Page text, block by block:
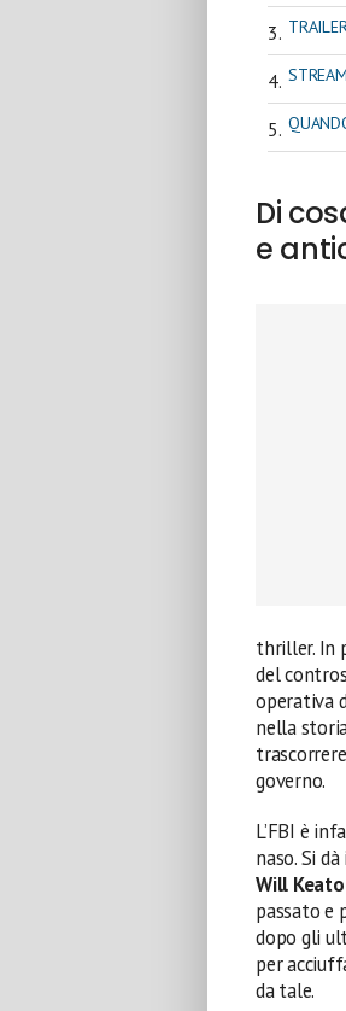
TRAILER
Di
e
thriller. In
del
operativa
nella
governo.
L’FBI è
naso. Si
Will
passato e
dopo gli
per
da tale.